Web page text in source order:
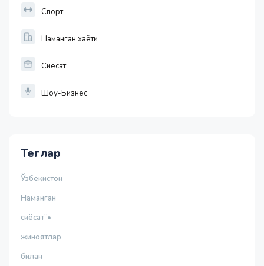
Спорт
Наманган хаёти
Сиёсат
Шоу-Бизнес
Теглар
Ўзбекистон
Наманган
сиёсат”•
жиноятлар
билан